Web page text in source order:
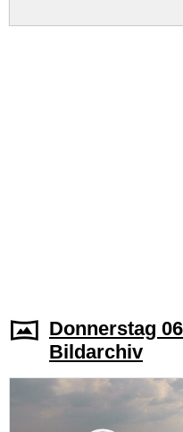
Donnerstag
Bildarchiv